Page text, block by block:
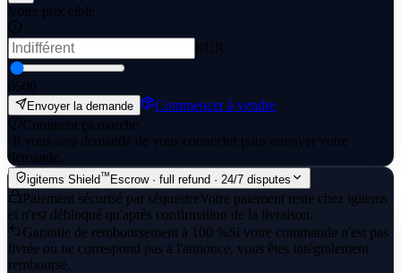
Votre prix cible
EUR
0500
Envoyer la demande
Commencer à vendre
Comment ça marche
· Il vous sera demandé de vous connecter pour envoyer votre
demande.
igitems Shield™ Escrow · full refund · 24/7 disputes
Paiement sécurisé par séquestreVotre paiement reste chez igitems
et n'est débloqué qu'après confirmation de la livraison.
Garantie de remboursement à 100 %Si votre commande n'est pas
livrée ou ne correspond pas à l'annonce, vous êtes intégralement
remboursé.